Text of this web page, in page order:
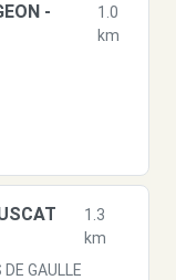
-
1.0
km
1.3
km
GAULLE